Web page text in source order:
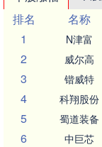
排名
名称
1
N津富
2 威尔高
3 锴威特
4 科翔股份
5 蜀道装备
6 中巨芯